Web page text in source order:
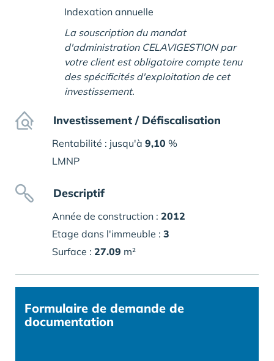
Indexation annuelle
La souscription du mandat
d'administration CELAVIGESTION par
votre client est obligatoire compte tenu
des spécificités d'exploitation de cet
investissement.
Investissement / Défiscalisation
Rentabilité : jusqu'à 9,10 %
LMNP
Descriptif
Année de construction : 2012
Etage dans l'immeuble : 3
Surface : 27.09 m²
Formulaire de demande de
documentation